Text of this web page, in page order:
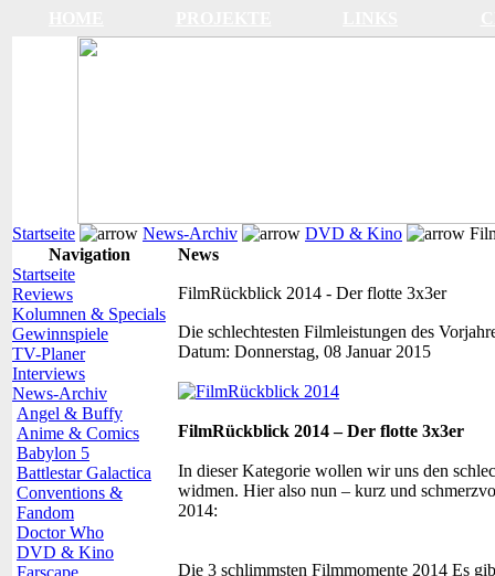
Startseite News-Archiv DVD & Kino
Navigation
Startseite
Reviews
Kolumnen & Specials
Gewinnspiele
TV-Planer
Interviews
News-Archiv
Angel & Buffy
Anime & Comics
Babylon 5
Battlestar Galactica
Conventions &
Fandom
Doctor Who
DVD & Kino
Farscape
News
FilmRückblick 2014 - Der flotte 3x3er
Die schlechtesten Filmleistungen des
Datum: Donnerstag, 08 Januar 2015
FilmRückblick 2014 – Der flotte 3x3er
In dieser Kategorie wollen wir uns den
widmen. Hier also nun – kurz und
2014:
Die 3 schlimmsten Filmmomente 2014 Es